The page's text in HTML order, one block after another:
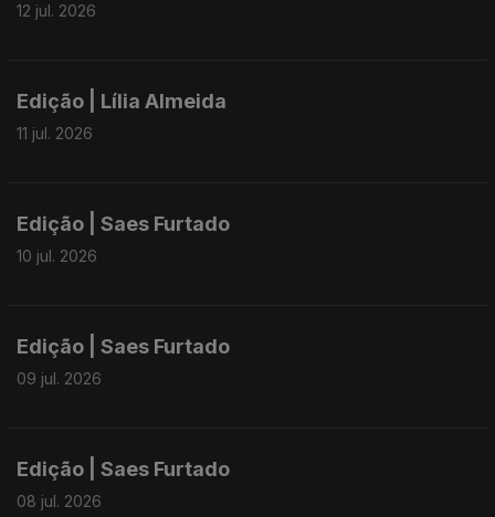
12 jul. 2026
Edição | Lília Almeida
11 jul. 2026
Edição | Saes Furtado
10 jul. 2026
Edição | Saes Furtado
09 jul. 2026
Edição | Saes Furtado
08 jul. 2026